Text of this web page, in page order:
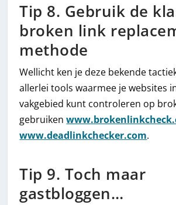
Tip 8. Gebruik de
broken link
methode
Wellicht ken je deze bekende
allerlei tools waarmee je websites
vakgebied kunt controleren op
gebruiken
www.deadlinkchecker.com.
Tip 9. Toch maar
gastbloggen…